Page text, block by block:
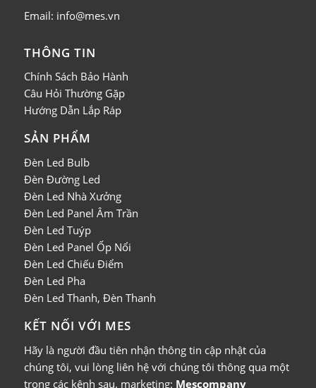
Email: info@mes.vn
THÔNG TIN
Chính Sách Bảo Hành
Câu Hỏi Thường Gặp
Hướng Dẫn Lắp Ráp
SẢN PHẨM
Đèn Led Bulb
Đèn Đường Led
Đèn Led Nhà Xưởng
Đèn Led Panel Âm Trần
Đèn Led Tuýp
Đèn Led Panel Ốp Nổi
Đèn Led Chiếu Điểm
Đèn Led Pha
Đèn Led Thanh, Đèn Thanh
KẾT NỐI VỚI MES
Hãy là người đầu tiên nhận thông tin cập nhật của
chúng tôi, vui lòng liên hệ với chúng tôi thông qua một
trong các kênh sau. marketing: Mescompany